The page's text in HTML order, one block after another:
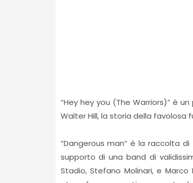
“Hey hey you (The Warriors)” è
Walter Hill, la storia della favolosa
“Dangerous man” è la raccolta
supporto di una band di
Stadio, Stefano Molinari, e